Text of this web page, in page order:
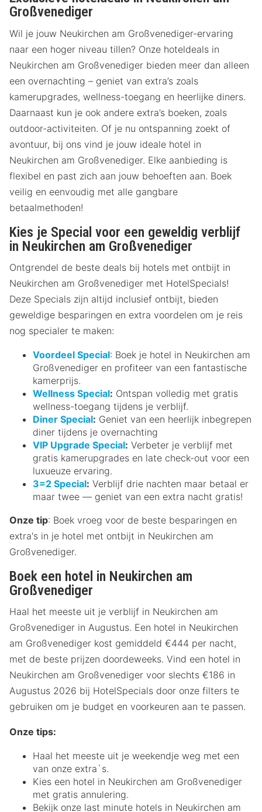
Großvenediger
Wil je jouw Neukirchen am Großvenediger-ervaring
naar een hoger niveau tillen? Onze hoteldeals in
Neukirchen am Großvenediger bieden meer dan alleen
een overnachting – geniet van extra’s zoals
kamerupgrades, wellness-toegang en heerlijke diners.
Daarnaast kun je ook andere extra’s boeken, zoals
outdoor-activiteiten. Of je nu ontspanning zoekt of
avontuur, bij ons vind je jouw ideale hotel in
Neukirchen am Großvenediger. Elke aanbieding is
flexibel en past zich aan jouw behoeften aan. Boek
veilig en eenvoudig met alle gangbare
betaalmethoden!
Kies je Special voor een geweldig verblijf
in Neukirchen am Großvenediger
Ontgrendel de beste deals bij hotels met ontbijt in
Neukirchen am Großvenediger met HotelSpecials!
Deze Specials zijn altijd inclusief ontbijt, bieden
geweldige besparingen en extra voordelen om je reis
nog specialer te maken:
Voordeel Special: Boek je hotel in Neukirchen am
Großvenediger en profiteer van een fantastische
kamerprijs.
Wellness Special: Ontspan volledig met gratis
wellness-toegang tijdens je verblijf.
Diner Special: Geniet van een heerlijk inbegrepen
diner tijdens je overnachting
VIP Upgrade Special: Verbeter je verblijf met
gratis kamerupgrades en late check-out voor een
luxueuze ervaring.
3=2 Special: Verblijf drie nachten maar betaal er
maar twee — geniet van een extra nacht gratis!
Onze tip: Boek vroeg voor de beste besparingen en
extra's in je hotel met ontbijt in Neukirchen am
Großvenediger.
Boek een hotel in Neukirchen am
Großvenediger
Haal het meeste uit je verblijf in Neukirchen am
Großvenediger in Augustus. Een hotel in Neukirchen
am Großvenediger kost gemiddeld €444 per nacht,
met de beste prijzen doordeweeks. Vind een hotel in
Neukirchen am Großvenediger voor slechts €186 in
Augustus 2026 bij HotelSpecials door onze filters te
gebruiken om je budget en voorkeuren aan te passen.
Onze tips:
Haal het meeste uit je weekendje weg met een
van onze extra`s.
Kies een hotel in Neukirchen am Großvenediger
met gratis annulering.
Bekijk onze last minute hotels in Neukirchen am